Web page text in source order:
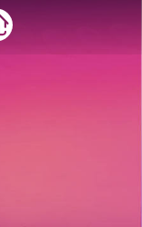
Skip
to
content